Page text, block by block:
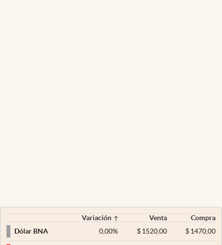
Variación Venta
Compra
Dólar BNA
0,00% $ 1520,00 $1470,00